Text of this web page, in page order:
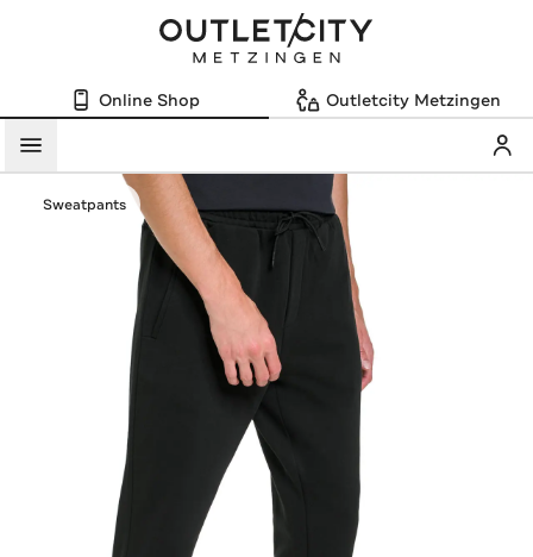
Online Shop Outletcity Metzingen
Menü
Sweatpants